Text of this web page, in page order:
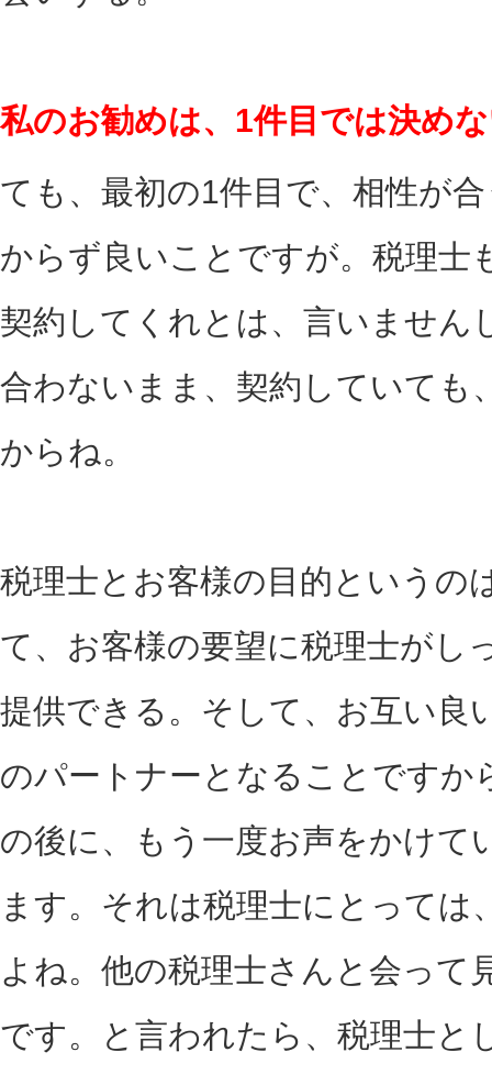
私のお勧めは、1件目では決め
ても、最初の1件目で、相性が
からず良いことですが。税理士
契約してくれとは、言いません
合わないまま、契約していても
からね。
税理士とお客様の目的というの
て、お客様の要望に税理士がし
提供できる。そして、お互い良
のパートナーとなることですか
の後に、もう一度お声をかけて
ます。それは税理士にとって
よね。他の税理士さんと会って
です。と言われたら、税理士と